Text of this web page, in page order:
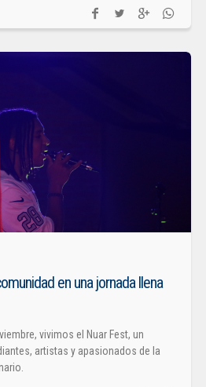
en una jornada llena
vivimos el Nuar Fest, un
artistas y apasionados de la